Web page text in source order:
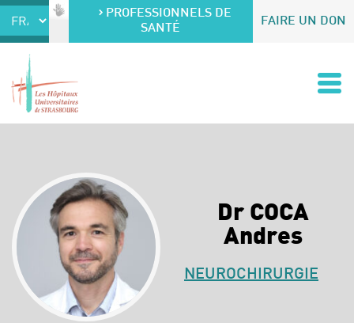
Accéder au contenu
Accéder au menuPROFESSIONNELS DE
SANTÉ
FAIRE UN DON
Dr COCA
Andres
NEUROCHIRURGIE